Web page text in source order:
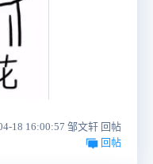
18 16:00:57 邹文轩 回帖
回帖